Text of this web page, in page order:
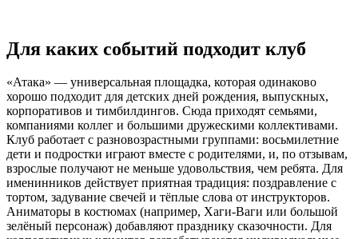
Для каких событий подходит клуб
«Атака» — универсальная площадка, которая одинаково
хорошо подходит для детских дней рождения, выпускных,
корпоративов и тимбилдингов. Сюда приходят семьями,
компаниями коллег и большими дружескими коллективами.
Клуб работает с разновозрастными группами: восьмилетние
дети и подростки играют вместе с родителями, и, по отзывам,
взрослые получают не меньше удовольствия, чем ребята. Для
именинников действует приятная традиция: поздравление с
тортом, задувание свечей и тёплые слова от инструкторов.
Аниматоры в костюмах (например, Хаги-Ваги или большой
зелёный персонаж) добавляют празднику сказочности. Для